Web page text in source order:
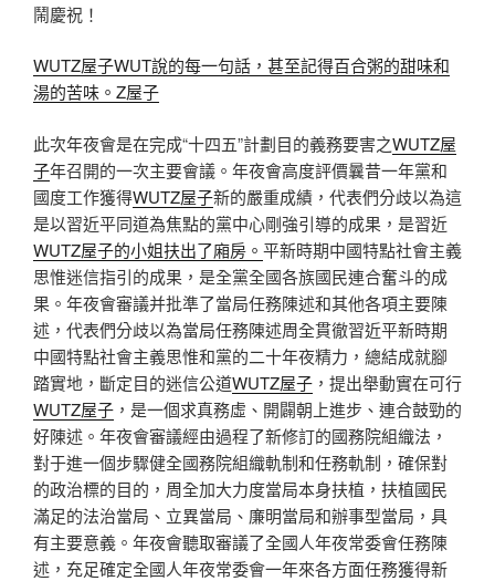
鬧慶祝！
WUTZ屋子WUT說的每一句話，甚至記得百合粥的甜味和
湯的苦味。Z屋子
此次年夜會是在完成“十四五”計劃目的義務要害之WUTZ屋
子年召開的一次主要會議。年夜會高度評價曩昔一年黨和
國度工作獲得WUTZ屋子新的嚴重成績，代表們分歧以為這
是以習近平同道為焦點的黨中心剛強引導的成果，是習近
WUTZ屋子的小姐扶出了廂房。 平新時期中國特點社會主義
思惟迷信指引的成果，是全黨全國各族國民連合奮斗的成
果。年夜會審議并批準了當局任務陳述和其他各項主要陳
述，代表們分歧以為當局任務陳述周全貫徹習近平新時期
中國特點社會主義思惟和黨的二十年夜精力，總結成就腳
踏實地，斷定目的迷信公道WUTZ屋子 ，提出舉動實在可行
WUTZ屋子 ，是一個求真務虛、開闢朝上進步、連合鼓勁的
好陳述。年夜會審議經由過程了新修訂的國務院組織法，
對于進一個步驟健全國務院組織軌制和任務軌制，確保對
的政治標的目的，周全加大力度當局本身扶植，扶植國民
滿足的法治當局、立異當局、廉明當局和辦事型當局，具
有主要意義。年夜會聽取審議了全國人年夜常委會任務陳
述，充足確定全國人年夜常委會一年來各方面任務獲得新